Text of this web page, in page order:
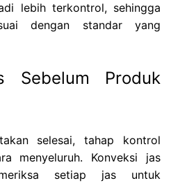
lebih terkontrol, sehingga
dengan standar yang
Sebelum Produk
selesai, tahap kontrol
menyeluruh. Konveksi jas
setiap jas untuk